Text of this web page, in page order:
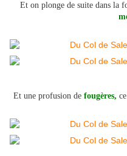
Et on plonge de suite dans la
Et une profusion de fougères,